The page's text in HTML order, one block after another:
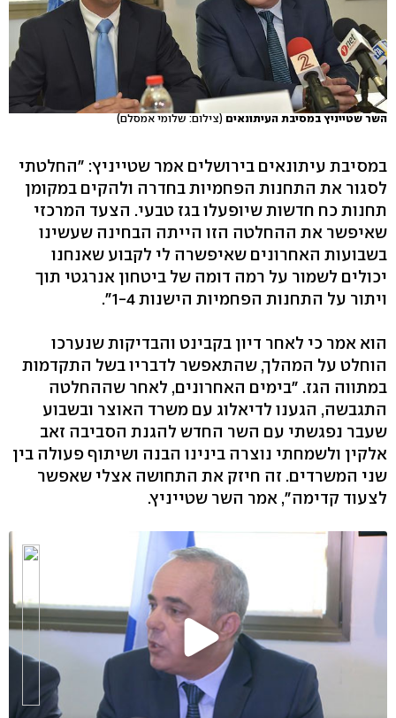
השר שטייניץ במסיבת העיתונאים (צילום: שלומי אמסלם)
במסיבת עיתונאים בירושלים אמר שטייניץ: "החלטתי
לסגור את התחנות הפחמיות בחדרה ולהקים במקומן
תחנות כח חדשות שיופעלו בגז טבעי. הצעד המרכזי
שאיפשר את ההחלטה הזו הייתה הבחינה שעשינו
בשבועות האחרונים שאיפשרה לי לקבוע שאנחנו
יכולים לשמור על רמה דומה של ביטחון אנרגטי תוך
ויתור על התחנות הפחמיות הישנות 1-4".
הוא אמר כי לאחר דיון בקבינט והבדיקות שנערכו
הוחלט על המהלך, שהתאפשר לדבריו בשל התקדמות
במתווה הגז. "בימים האחרונים, לאחר שההחלטה
התגבשה, הגענו לדיאלוג עם משרד האוצר ובשבוע
שעבר נפגשתי עם השר החדש להגנת הסביבה זאב
אלקין ולשמחתי נוצרה בינינו הבנה ושיתוף פעולה בין
שני המשרדים. זה חיזק את התחושה אצלי שאפשר
לצעוד קדימה", אמר השר שטייניץ.